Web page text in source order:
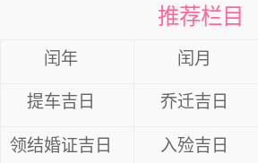
推荐栏目
闰年 闰月
提车吉日 乔迁吉日
领结婚证吉日 入殓吉日